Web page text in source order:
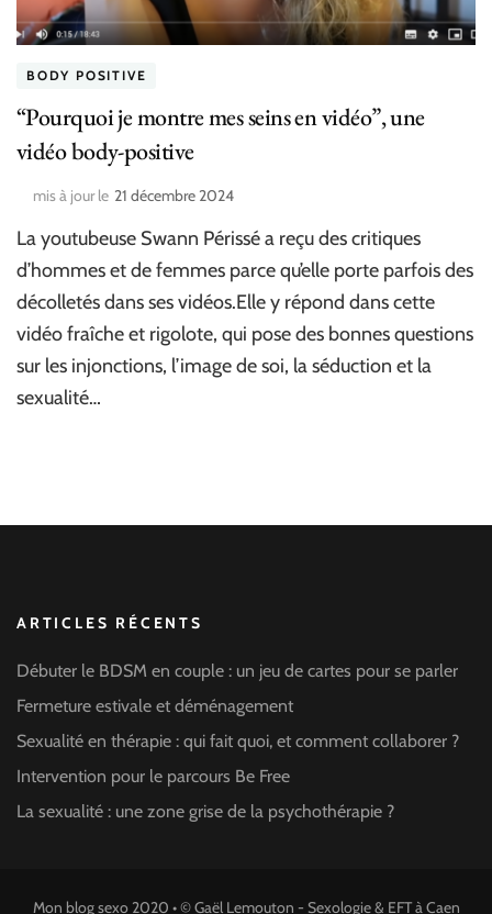
BODY POSITIVE
“Pourquoi je montre mes seins en vidéo”, une
vidéo body-positive
mis à jour le 21 décembre 2024
La youtubeuse Swann Périssé a reçu des critiques
d’hommes et de femmes parce qu’elle porte parfois des
décolletés dans ses vidéos.Elle y répond dans cette
vidéo fraîche et rigolote, qui pose des bonnes questions
sur les injonctions, l’image de soi, la séduction et la
sexualité…
ARTICLES RÉCENTS
Débuter le BDSM en couple : un jeu de cartes pour se parler
Fermeture estivale et déménagement
Sexualité en thérapie : qui fait quoi, et comment collaborer ?
Intervention pour le parcours Be Free
La sexualité : une zone grise de la psychothérapie ?
Mon blog sexo 2020 • ©Gaël Lemouton - Sexologie & EFT à Caen